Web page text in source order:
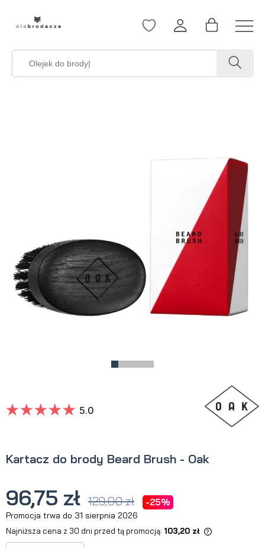
Kartacz do brody Beard Brush - Oak
5.0
96,75 zł 129,00 zł -25%
Promocja trwa do 31 sierpnia 2026
Najniższa cena z 30 dni przed tą promocją: 103,20 zł
Jeżeli produkt jest sprzedawany